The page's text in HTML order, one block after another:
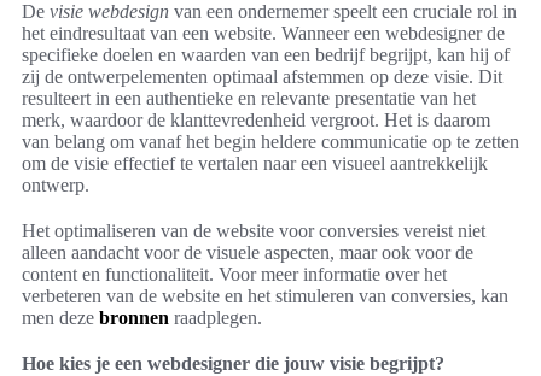
De visie webdesign van een ondernemer speelt een cruciale rol in
het eindresultaat van een website. Wanneer een webdesigner de
specifieke doelen en waarden van een bedrijf begrijpt, kan hij of
zij de ontwerpelementen optimaal afstemmen op deze visie. Dit
resulteert in een authentieke en relevante presentatie van het
merk, waardoor de klanttevredenheid vergroot. Het is daarom
van belang om vanaf het begin heldere communicatie op te zetten
om de visie effectief te vertalen naar een visueel aantrekkelijk
ontwerp.
Het optimaliseren van de website voor conversies vereist niet
alleen aandacht voor de visuele aspecten, maar ook voor de
content en functionaliteit. Voor meer informatie over het
verbeteren van de website en het stimuleren van conversies, kan
men deze bronnen raadplegen.
Hoe kies je een webdesigner die jouw visie begrijpt?